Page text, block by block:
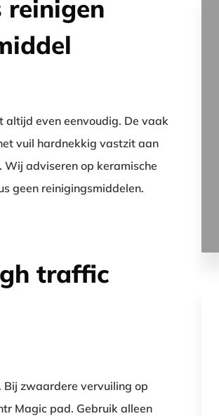
reinigen
altijd even eenvoudig. De vaak
vuil hardnekkig vastzit aan
Wij adviseren op keramische
geen reinigingsmiddelen.
traffic
Bij zwaardere vervuiling op
Magic pad. Gebruik alleen